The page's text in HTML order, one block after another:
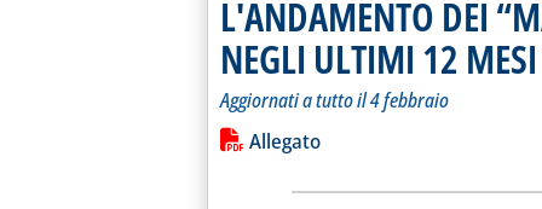
L'ANDAMENTO DEI
NEGLI ULTIMI 12 MESI
Aggiornati a tutto il 4 febbraio
Leggi tutta la notizia: 'L'ANDAMENTO
Lista allegati PDF alla notizia
Allegato